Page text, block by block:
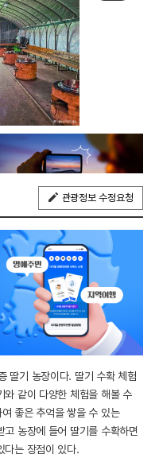
관광정보 수정요청
딸기 농장이다. 딸기 수확 체험
와 같이 다양한 체험을 해볼 수
좋은 추억을 쌓을 수 있는
농장에 들어 딸기를 수확하면
다는 장점이 있다.